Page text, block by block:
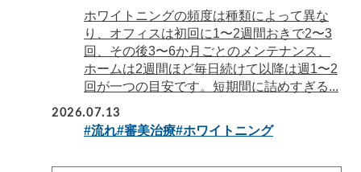
ホワイトニングの頻度は種類によって異な
り、オフィスは初回に1〜2週間おきで2〜3
回、その後3〜6か月ごとのメンテナンス、
ホームは2週間ほど毎日続けて以降は週1〜2
回が一つの目安です。短期間に詰めすぎる...
2026.07.13
#流れ#審美治療#ホワイトニング